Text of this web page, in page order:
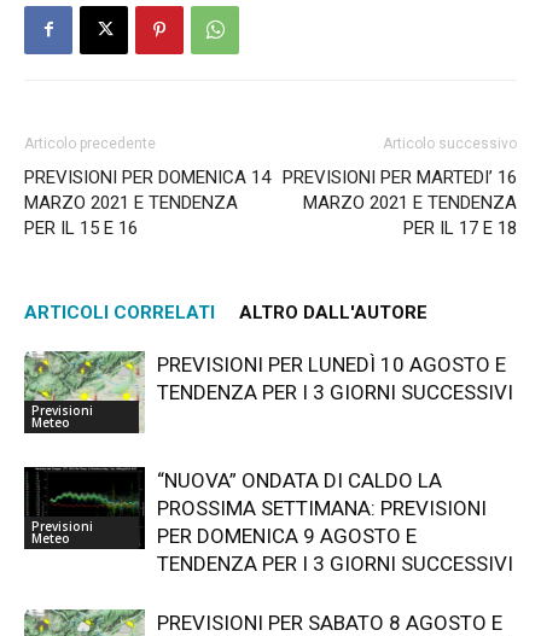
Articolo precedente
PREVISIONI PER DOMENICA 14
MARZO 2021 E TENDENZA
PER IL 15 E 16
Articolo successivo
PREVISIONI PER MARTEDI’ 16
MARZO 2021 E TENDENZA
PER IL 17 E 18
ARTICOLI CORRELATI ALTRO DALL'AUTORE
Previsioni
Meteo
PREVISIONI PER LUNEDÌ 10 AGOSTO E
TENDENZA PER I 3 GIORNI SUCCESSIVI
Previsioni
Meteo
“NUOVA” ONDATA DI CALDO LA
PROSSIMA SETTIMANA: PREVISIONI
PER DOMENICA 9 AGOSTO E
TENDENZA PER I 3 GIORNI SUCCESSIVI
PREVISIONI PER SABATO 8 AGOSTO E